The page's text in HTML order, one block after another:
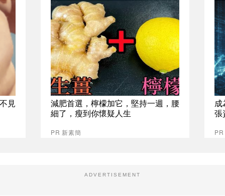
見
減肥首選，檸檬加它，堅持一週，腰
細了，瘦到你懷疑人生
PR 新素簡
張
ADVERTISEMENT